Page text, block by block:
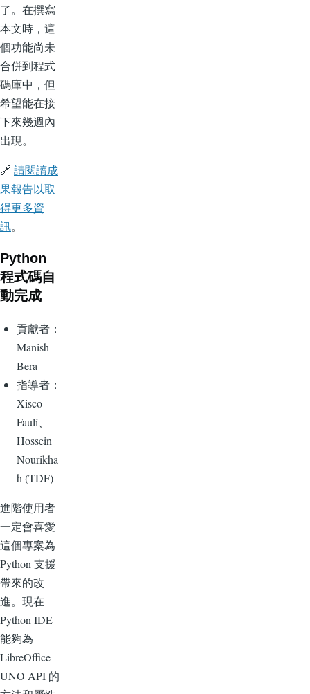
了。在撰寫
本文時，這
個功能尚未
合併到程式
碼庫中，但
希望能在接
下來幾週內
出現。
🔗 請閱讀成
果報告以取
得更多資
訊。
Python
程式碼自
動完成
貢獻者：
Manish
Bera
指導者：
Xisco
Faulí、
Hossein
Nourikha
h (TDF)
進階使用者
一定會喜愛
這個專案為
Python 支援
帶來的改
進。現在
Python IDE
能夠為
LibreOffice
UNO API 的